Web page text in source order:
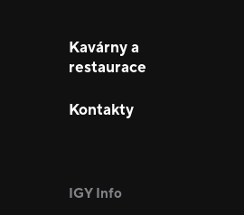
Kavárny a
restaurace
Kontakty
IGY Info